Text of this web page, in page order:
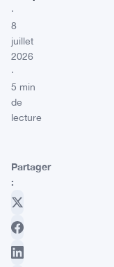
·
8
juillet
2026
·
5 min
de
lecture
Partager
: